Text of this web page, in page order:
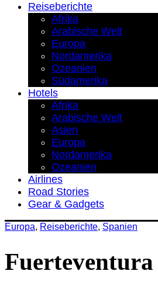
Reiseberichte
Afrika
Arabische Welt
Europa
Nordamerika
Ozeanien
Südamerika
Hotels
Afrika
Arabische Welt
Asien
Europa
Nordamerika
Ozeanien
Airlines
Road Stories
Gear & Gadgets
Europa, Reiseberichte, Spanien
Fuerteventura